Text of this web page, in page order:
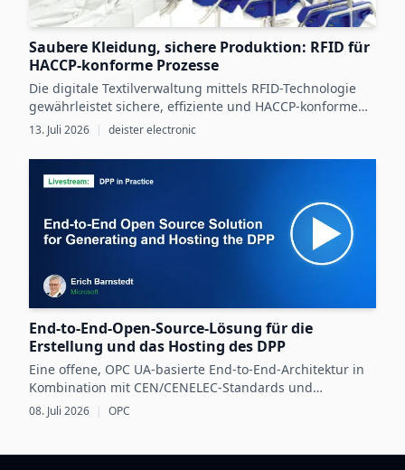
Saubere Kleidung, sichere Produktion: RFID für
HACCP-konforme Prozesse
Die digitale Textilverwaltung mittels RFID-Technologie
gewährleistet sichere, effiziente und HACCP-konforme
Arbeitskleidungsprozesse in der
Lebensmittelproduktion.
13. Juli 2026 | deister electronic
End-to-End-Open-Source-Lösung für die
Erstellung und das Hosting des DPP
Eine offene, OPC UA-basierte End-to-End-Architektur in
Kombination mit CEN/CENELEC-Standards und
dataspace-Technologie bildet die Grundlage für eine
interoperable und skalierbare Umsetzung des EU-
08. Juli 2026 | OPC